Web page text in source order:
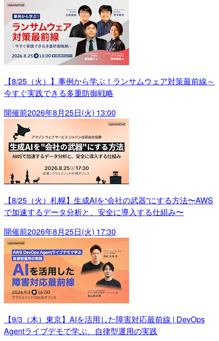
【8/25（火）】事例から学ぶ！ランサムウェア対策最前線～
今すぐ実践できる多重防御戦略
開催前2026年8月25日(火) 13:00
【8/25（火）札幌】生成AIを“会社の武器”にする方法〜AWS
で加速するデータ分析と、安全に導入する仕組み〜
開催前2026年8月25日(火) 17:30
【9/3（木）東京】AIを活用した障害対応最前線 | DevOps
Agentライブデモで学ぶ、自律型運用の実践